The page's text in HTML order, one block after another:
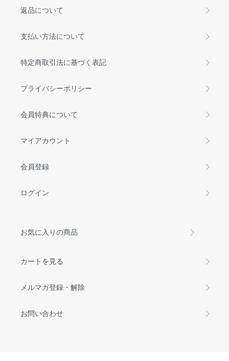
返品について
支払い方法について
特定商取引法に基づく表記
プライバシーポリシー
会員特典について
マイアカウント
会員登録
ログイン
お気に入りの商品
カートを見る
メルマガ登録・解除
お問い合わせ